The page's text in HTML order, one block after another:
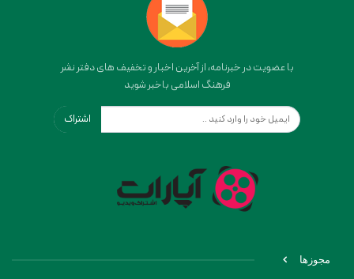
با عضویت در خبرنامه، از آخرین اخبار و تخفیف های دفتر نشر
فرهنگ اسلامی باخبر شوید
اشتراک
مجوزها